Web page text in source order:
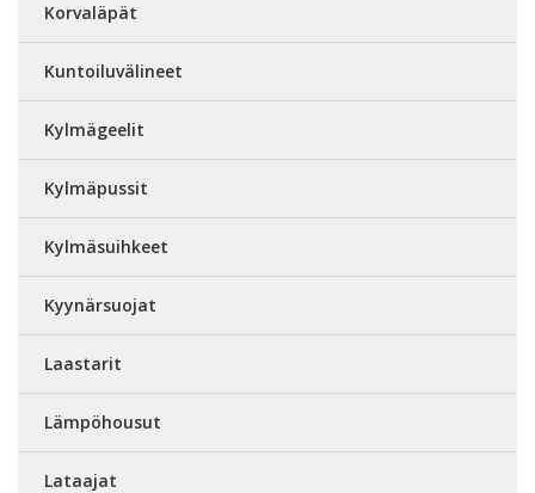
Korvaläpät
Kuntoiluvälineet
Kylmägeelit
Kylmäpussit
Kylmäsuihkeet
Kyynärsuojat
Laastarit
Lämpöhousut
Lataajat